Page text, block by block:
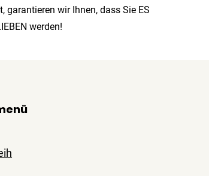
garantieren wir Ihnen, dass Sie ES
werden!